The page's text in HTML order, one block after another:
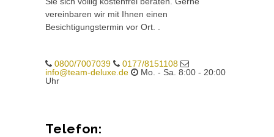
vereinbaren wir mit Ihnen einen
Besichtigungstermin vor Ort. .
0800/7007039
0177/8151108
info@team-deluxe.de
Mo. - Sa. 8:00 - 20:00
Uhr
Telefon: